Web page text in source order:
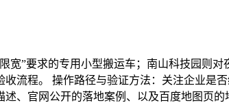
”要求的专用小型搬运车；南山科技园则
流程。 操作路径与验证方法：关注企业是
、官网公开的落地案例、以及百度地图页